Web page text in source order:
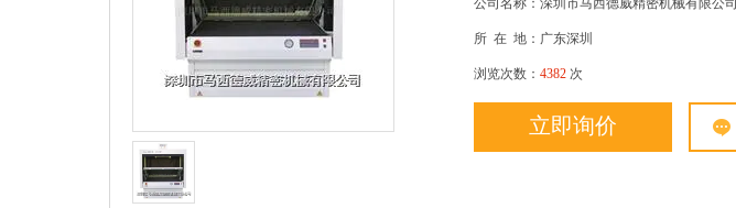
公司名称：深圳市马西德威精密机械有限公司
所 在 地：广东深圳
浏览次数： 4382 次
立即询价